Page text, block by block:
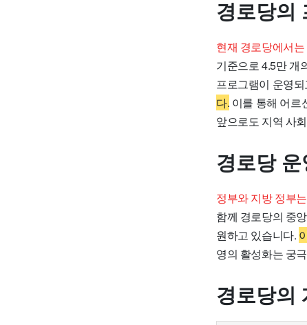
경로당의
현재 경로당에서
기준으로 4.5만 개
프로그램이 운영
다. 이를 통해 어르
앞으로도 지역 사
경로당
정부와 지방 정부
함께 경로당의 중
원하고 있습니다.
영의 활성화는 궁
경로당의